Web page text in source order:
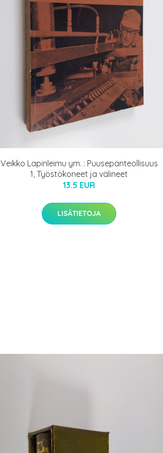
Veikko Lapinleimu ym. : Puusepänteollisuus
1, Työstökoneet ja välineet
13.5 EUR
LISÄTIETOJA